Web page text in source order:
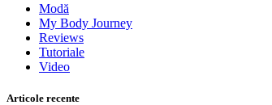
Modă
My Body Journey
Reviews
Tutoriale
Video
Articole recente